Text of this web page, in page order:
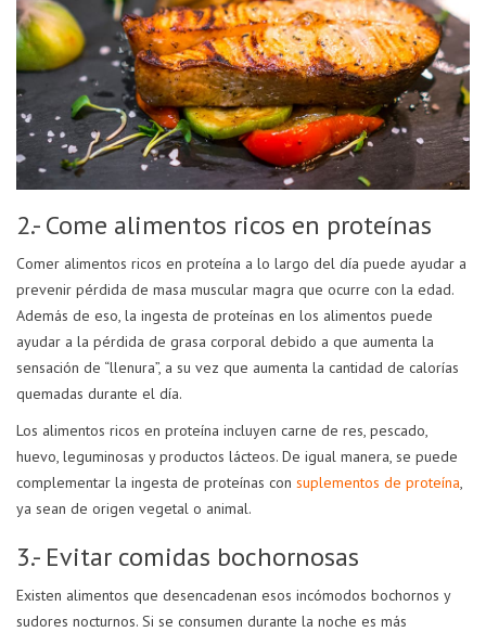
2.- Come alimentos ricos en proteínas
Comer alimentos ricos en proteína a lo largo del día puede ayudar a
prevenir pérdida de masa muscular magra que ocurre con la edad.
Además de eso, la ingesta de proteínas en los alimentos puede
ayudar a la pérdida de grasa corporal debido a que aumenta la
sensación de “llenura”, a su vez que aumenta la cantidad de calorías
quemadas durante el día.
Los alimentos ricos en proteína incluyen carne de res, pescado,
huevo, leguminosas y productos lácteos. De igual manera, se puede
complementar la ingesta de proteínas con suplementos de proteína,
ya sean de origen vegetal o animal.
3.- Evitar comidas bochornosas
Existen alimentos que desencadenan esos incómodos bochornos y
sudores nocturnos. Si se consumen durante la noche es más